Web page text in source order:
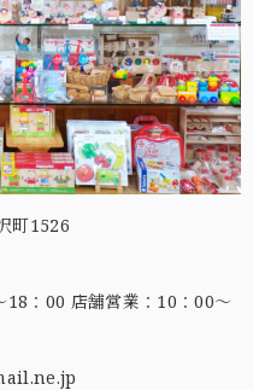
町1526
18：00 店舗営業：10：00～